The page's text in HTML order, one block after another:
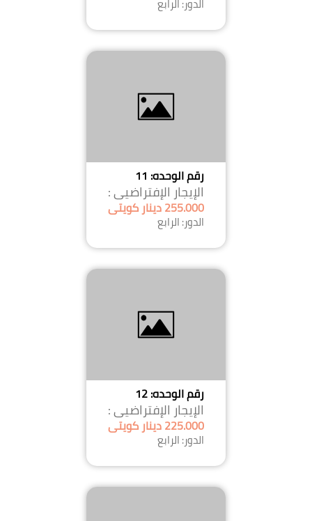
رقم الوحده: 11
الإيجار الإفتراضيى :
255.000 دينار كويتى
الدور: الرابع
رقم الوحده: 12
الإيجار الإفتراضيى :
225.000 دينار كويتى
الدور: الرابع